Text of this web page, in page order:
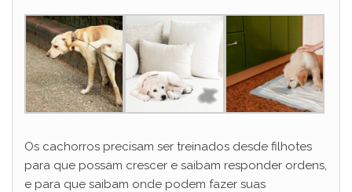
o
Os cachorros precisam ser treinados desde filhotes
para que possam crescer e saibam responder ordens,
e para que saibam onde podem fazer suas